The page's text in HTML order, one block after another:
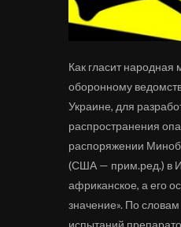
Как гласит народная
оборонному
Украине, для
распространения
распоряжении
(США — прим.ред.) в
африканское, а его
значение». По
испытаний